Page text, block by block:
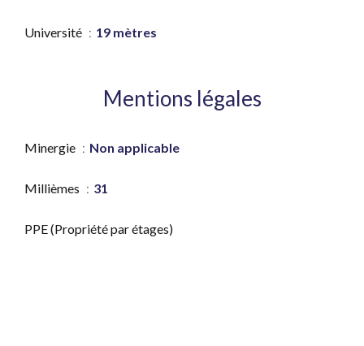
Université 19 mètres
Mentions légales
Minergie Non applicable
Millièmes 31
PPE (Propriété par étages)